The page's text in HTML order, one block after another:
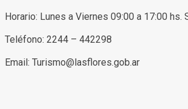
Horario: Lunes a Viernes 09:00 a 17:00 hs.
Teléfono: 2244 – 442298
Email: Turismo@lasflores.gob.ar